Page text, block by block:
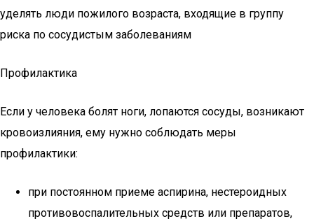
уделять люди пожилого возраста, входящие в группу
риска по сосудистым заболеваниям
Профилактика
Если у человека болят ноги, лопаются сосуды, возникают
кровоизлияния, ему нужно соблюдать меры
профилактики:
при постоянном приеме аспирина, нестероидных
противовоспалительных средств или препаратов,